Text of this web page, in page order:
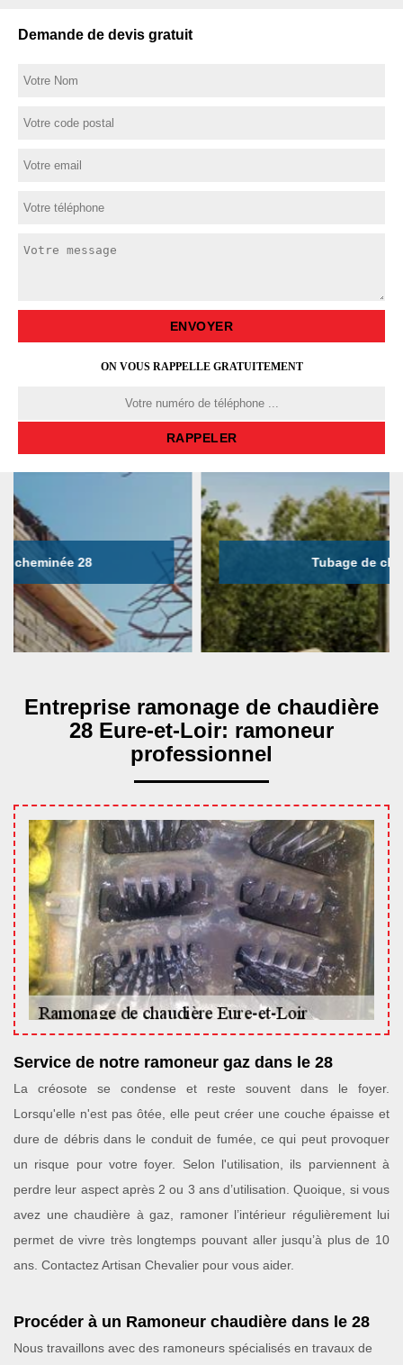
Demande de devis gratuit
ON VOUS RAPPELLE GRATUITEMENT
Tubage de cheminée 28
Entreprise ramonage de chaudière
28 Eure-et-Loir: ramoneur
professionnel
Service de notre ramoneur gaz dans le 28
La créosote se condense et reste souvent dans le foyer.
Lorsqu'elle n'est pas ôtée, elle peut créer une couche épaisse et
dure de débris dans le conduit de fumée, ce qui peut provoquer
un risque pour votre foyer. Selon l'utilisation, ils parviennent à
perdre leur aspect après 2 ou 3 ans d’utilisation. Quoique, si vous
avez une chaudière à gaz, ramoner l’intérieur régulièrement lui
permet de vivre très longtemps pouvant aller jusqu’à plus de 10
ans. Contactez Artisan Chevalier pour vous aider.
Procéder à un Ramoneur chaudière dans le 28
Nous travaillons avec des ramoneurs spécialisés en travaux de